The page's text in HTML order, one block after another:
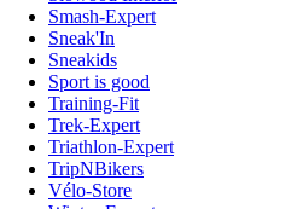
Smash-Expert
Sneak'In
Sneakids
Sport is good
Training-Fit
Trek-Expert
Triathlon-Expert
TripNBikers
Vélo-Store